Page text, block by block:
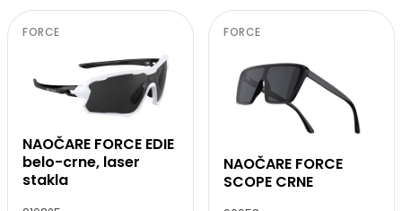
FORCE
NAOČARE FORCE EDIE
belo-crne, laser
stakla
FORCE
NAOČARE FORCE
SCOPE CRNE